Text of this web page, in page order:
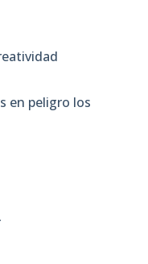
en peligro los